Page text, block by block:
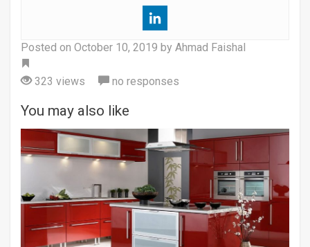
Posted on October 10, 2019 by Ahmad Faishal
323 views
no responses
You may also like